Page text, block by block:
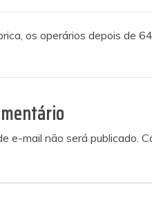
os operários depois de 64
e-mail não será publicado.